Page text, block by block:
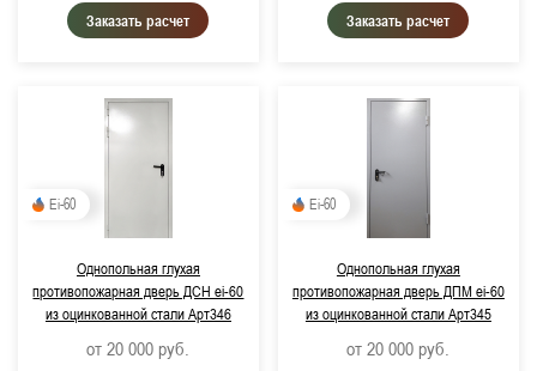
RAL 8017, Шоколадно-коричневый
RAL 1023, Транспортный желтый
RAL 5005, Сигнальный синий
RAL 1015, Светлая слоновая кость
RAL 2011, Насыщенный оранжевый
Заказать расчет Заказать расчет
Ei-60
Однопольная глухая
противопожарная дверь ДСН ei-60
из оцинкованной стали Арт346
от 20 000 руб.
Ei-60
Однопольная глухая
противопожарная дверь ДПМ ei-60
из оцинкованной стали Арт345
от 20 000 руб.